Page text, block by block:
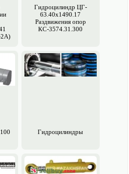
Гидроцилиндр ЦГ-
63.40х1490.17
Раздвижения опор
КС-3574.31.300
Гидроцилиндры